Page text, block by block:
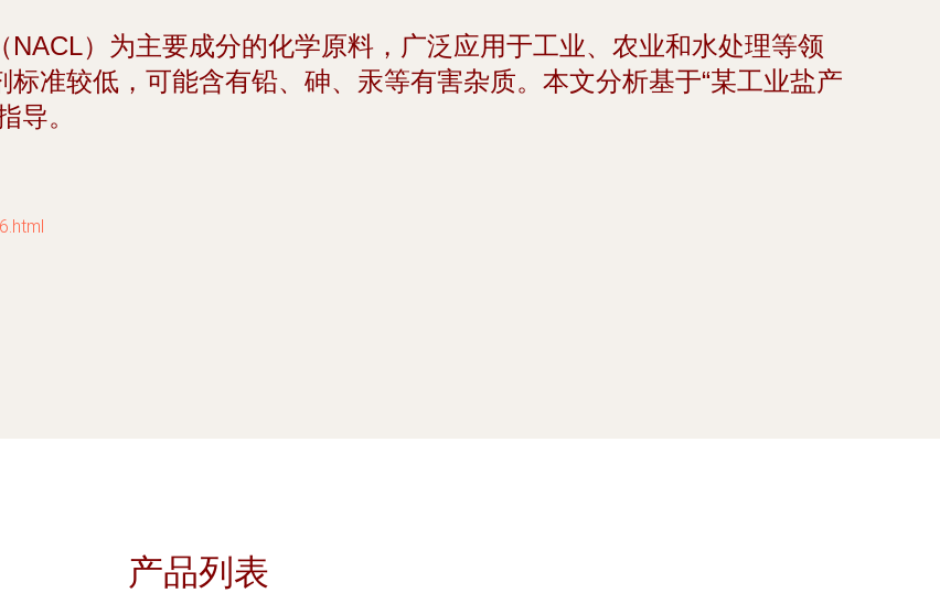
）为主要成分的化学原料，广泛应用于工业、农业和水处理等领
准较低，可能含有铅、砷、汞等有害杂质。本文分析基于“某工业盐产
导。
产品列表